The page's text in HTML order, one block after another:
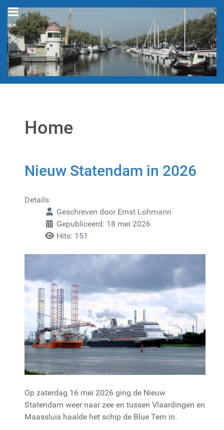
Home
Nieuw Statendam in 2026
Details
Geschreven door Ernst Lohmann
Gepubliceerd: 18 mei 2026
Hits: 151
Op zaterdag 16 mei 2026 ging de Nieuw
Statendam weer naar zee en tussen Vlaardingen en
Maassluis haalde het schip de Blue Tern in.